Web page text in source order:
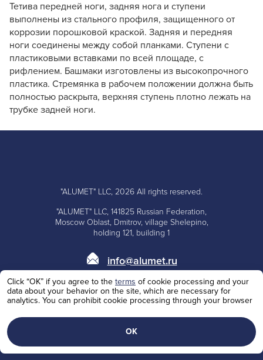
Тетива передней ноги, задняя нога и ступени
выполнены из стального профиля, защищенного от
коррозии порошковой краской. Задняя и передняя
ноги соединены между собой планками. Ступени с
пластиковыми вставками по всей площаде, с
рифлением. Башмаки изготовлены из высокопрочного
пластика. Стремянка в рабочем положении должна быть
полностью раскрыта, верхняя ступень плотно лежать на
трубке задней ноги.
"ALUMET" LLC, 2026 All rights reserved.
"ALUMET" LLC, 141825 Russian Federation,
Moscow Oblast, Dmitrov, village Shelepino,
holding 121, building 1
info@alumet.ru
+7 (495)668-10-73
+7 (985)100-62-53
Personal Data Processing Policy
Click “OK” if you agree to the terms of cookie processing and your
data about your behavior on the site, which are necessary for
analytics. You can prohibit cookie processing through your browser
ОК